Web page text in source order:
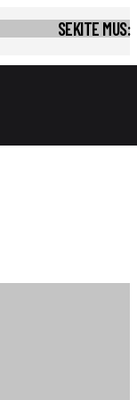
SEKITE MUS: